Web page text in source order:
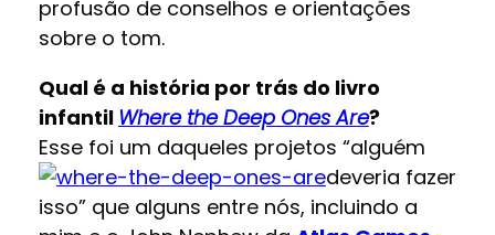
profusão de conselhos e orientações
sobre o tom.
Qual é a história por trás do livro
infantil Where the Deep Ones Are?
Esse foi um daqueles projetos “alguém
deveria fazer
isso” que alguns entre nós, incluindo a